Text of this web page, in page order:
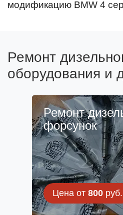
модификацию BMW 4
Ремонт
оборудования и
Ремонт
форсунок
Цена от 800руб.